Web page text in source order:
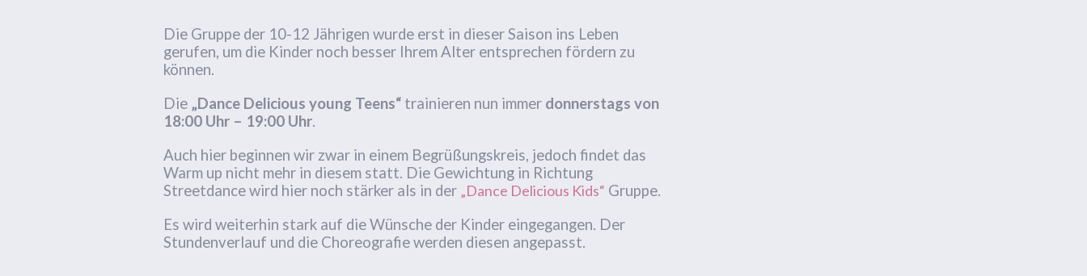
Die Gruppe der 10-12 Jährigen wurde erst in dieser Saison ins Leben
gerufen, um die Kinder noch besser Ihrem Alter entsprechen fördern zu
können.
Die „Dance Delicious young Teens“ trainieren nun immer donnerstags von
18:00 Uhr – 19:00 Uhr.
Auch hier beginnen wir zwar in einem Begrüßungskreis, jedoch findet das
Warm up nicht mehr in diesem statt. Die Gewichtung in Richtung
Streetdance wird hier noch stärker als in der „Dance Delicious Kids“ Gruppe.
Es wird weiterhin stark auf die Wünsche der Kinder eingegangen. Der
Stundenverlauf und die Choreografie werden diesen angepasst.